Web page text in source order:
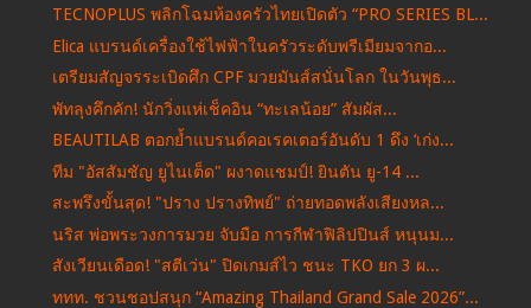
TECNOPLUS พลิกโฉมห้องครัวไทยเปิดตัว “PRO SERIES BL...
Elica แบรนด์เครื่องใช้ไฟฟ้าในครัวระดับพรีเมียมจากอ...
เตรียมสัญจรระเบิดศึก CPF มวยมันส์สนั่นโลก ในวันพุธ...
พัทลุงคึกคัก! นักวิ่งแห่เช็คอิน “ทะเลน้อย” สัมผัส...
BEAUTILAB ตอกย้ำแบรนด์คอเรคเตอร์อันดับ 1 ดึง ‘เก่ง...
ทีม "อัสสัมชัญ ยูไนเต็ด" ผงาดแชมป์! ยินตัน ยู-14 ...
สะพรึงขั้นสุด! "ปราง ปรางทิพย์" ถ่ายทอดพลังเสียงหล...
นริส พ่อพระวงการมวย จับมือ การกีฬาฟิลิปปินส์ หนุนม...
สังเวียนเดือด! "สตีเว่น" ปิดเกมส์ไว ชนะ TKO ยก 3 ผ...
ททท. ชวนชอปสนุก “Amazing Thailand Grand Sale 2026”...